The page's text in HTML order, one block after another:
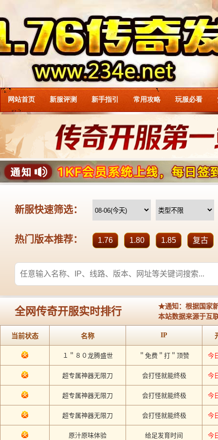
网站首页 新服评测 新手指引 常用攻略 玩服必看